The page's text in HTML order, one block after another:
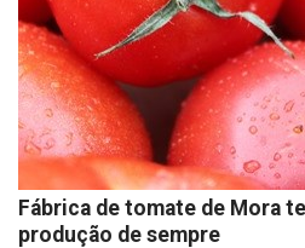
Fábrica de tomate de Mora
produção de sempre